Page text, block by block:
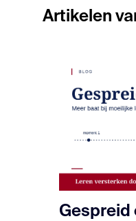
Artikelen
Gespreid